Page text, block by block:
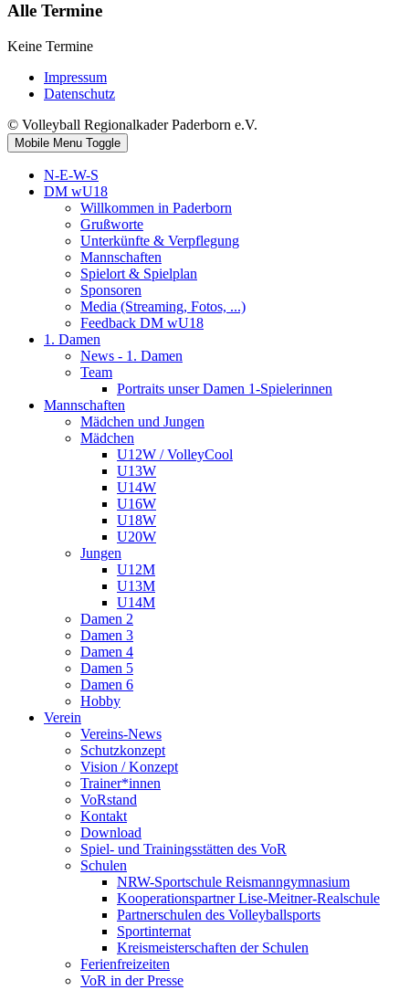
Alle Termine
Keine Termine
Impressum
Datenschutz
© Volleyball Regionalkader Paderborn e.V.
Mobile Menu Toggle
N-E-W-S
DM wU18
Willkommen in Paderborn
Grußworte
Unterkünfte & Verpflegung
Mannschaften
Spielort & Spielplan
Sponsoren
Media (Streaming, Fotos, ...)
Feedback DM wU18
1. Damen
News - 1. Damen
Team
Portraits unser Damen 1-Spielerinnen
Mannschaften
Mädchen und Jungen
Mädchen
U12W / VolleyCool
U13W
U14W
U16W
U18W
U20W
Jungen
U12M
U13M
U14M
Damen 2
Damen 3
Damen 4
Damen 5
Damen 6
Hobby
Verein
Vereins-News
Schutzkonzept
Vision / Konzept
Trainer*innen
VoRstand
Kontakt
Download
Spiel- und Trainingsstätten des VoR
Schulen
NRW-Sportschule Reismanngymnasium
Kooperationspartner Lise-Meitner-Realschule
Partnerschulen des Volleyballsports
Sportinternat
Kreismeisterschaften der Schulen
Ferienfreizeiten
VoR in der Presse